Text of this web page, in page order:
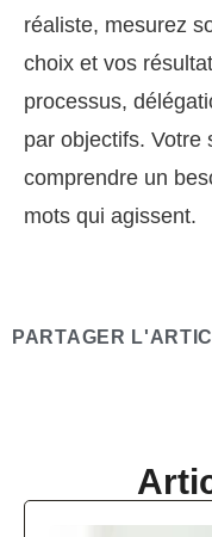
réaliste, mesurez
choix et vos
processus,
par objectifs. Votre
comprendre un
mots qui agissent.
PARTAGER